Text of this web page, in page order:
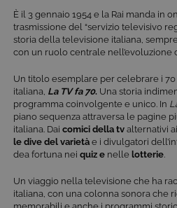
È il 3 gennaio 1954 e la Rai manda in
trasmissione del “servizio televisivo
storia della televisione italiana,
con un ruolo centrale nell’evoluzione
Un titolo esemplare per celebrare i
italiana, La TV fa 70. Una storia
programma coinvolgente e unico. In
piano sequenza attraversa le pagine
italiana. Dai comici della tv alternativi
le dive del varietà e i divulgatori
dea fortuna nei quiz e nelle lotterie
Un viaggio nella televisione che ha
italiana, con una colonna sonora che